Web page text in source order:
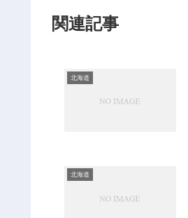
関連記事
北海道
北海道